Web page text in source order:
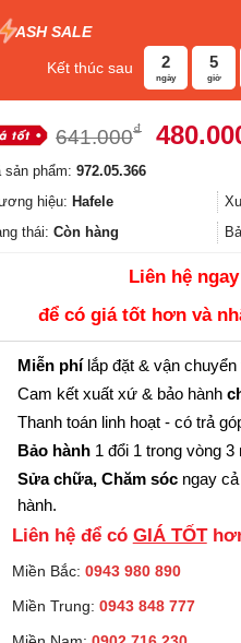
ASH SALE
Kết thúc sau 2
ngày
5
giờ
641.000₫
Giá
sản phẩm: 972.05.366
hiệu: Hafele
thái: Còn hàng
Liên hệ ngay
để có giá tốt hơn và
Miễn phílắp đặt & vận chuyển
Cam kết xuất xứ & bảo hành
Thanh toán linh hoạt - có trả
Bảo hành 1 đổi 1 trong vòng 3
Sửa chữa, Chăm sóc ngay
hành.
Liên hệ để có GIÁ TỐT
Miền Bắc: 0943 980 890
Miền Trung: 0943 848 777